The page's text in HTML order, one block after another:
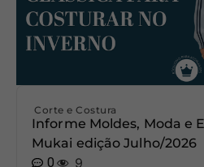
Corte e Costura
Informe Moldes, Moda e
Mukai edição Julho/2026
0
9